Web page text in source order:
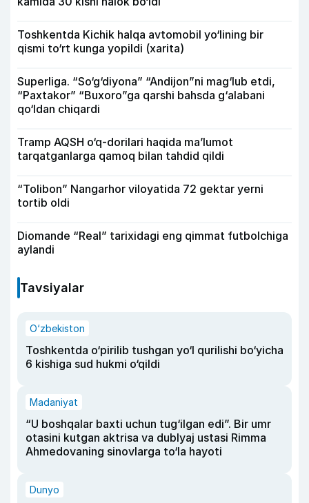
Toshkentda Kichik halqa avtomobil yo‘lining bir
qismi to‘rt kunga yopildi (xarita)
Superliga. “So‘g‘diyona” “Andijon”ni mag‘lub etdi,
“Paxtakor” “Buxoro”ga qarshi bahsda g‘alabani
qo‘ldan chiqardi
Tramp AQSH o‘q-dorilari haqida ma’lumot
tarqatganlarga qamoq bilan tahdid qildi
“Tolibon” Nangarhor viloyatida 72 gektar yerni
tortib oldi
Diomande “Real” tarixidagi eng qimmat futbolchiga
aylandi
Tavsiyalar
O‘zbekiston
Toshkentda o‘pirilib tushgan yo‘l qurilishi bo‘yicha
6 kishiga sud hukmi o‘qildi
Madaniyat
“U boshqalar baxti uchun tug‘ilgan edi”. Bir umr
otasini kutgan aktrisa va dublyaj ustasi Rimma
Ahmedovaning sinovlarga to‘la hayoti
Dunyo